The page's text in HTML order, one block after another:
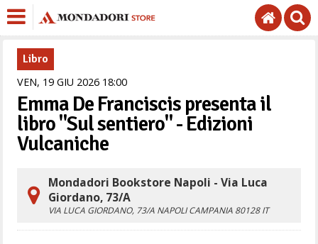
Libro
VEN, 19 GIU 2026 1800
Emma De Franciscis presenta il
libro "Sul sentiero" - Edizioni
Vulcaniche
Mondadori Bookstore Napoli - Via Luca
Giordano, 73/A
VIA LUCA GIORDANO, 73/A NAPOLI CAMPANIA 80128 IT